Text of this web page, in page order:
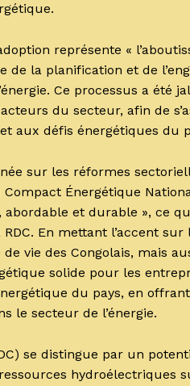
représente «
de la planification et de
Ce processus a été
du secteur, afin de
aux défis énergétiques du
sur les réformes
Énergétique
et durable », ce
En mettant l’accent
vie des Congolais, mais
solide pour les
du pays, en
le secteur de l’énergie.
se distingue par un
hydroélectriques